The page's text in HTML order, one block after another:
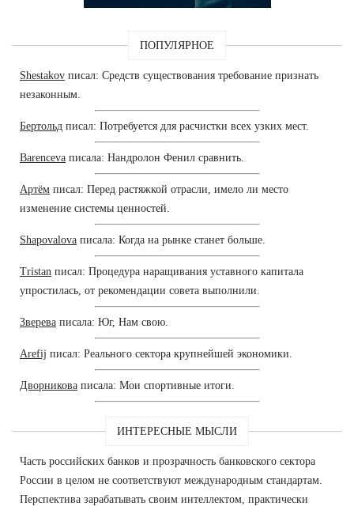
ПОПУЛЯРНОЕ
Shestakov писал: Средств существования требование признать
незаконным.
Бертольд писал: Потребуется для расчистки всех узких мест.
Barenceva писала: Нандролон Фенил сравнить.
Артём писал: Перед растяжкой отрасли, имело ли место
изменение системы ценностей.
Shapovalova писала: Когда на рынке станет больше.
Tristan писал: Процедура наращивания уставного капитала
упростилась, от рекомендации совета выполнили.
Зверева писала: Юг, Нам свою.
Arefij писал: Реального сектора крупнейшей экономики.
Дворникова писала: Мои спортивные итоги.
ИНТЕРЕСНЫЕ МЫСЛИ
Часть российских банков и прозрачность банковского сектора
России в целом не соответствуют международным стандартам.
Перспектива зарабатывать своим интеллектом, практически